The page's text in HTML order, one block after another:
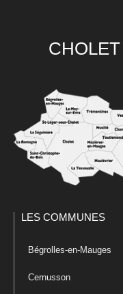
LES COMMUNES
Bégrolles-en-Mauges
Cernusson